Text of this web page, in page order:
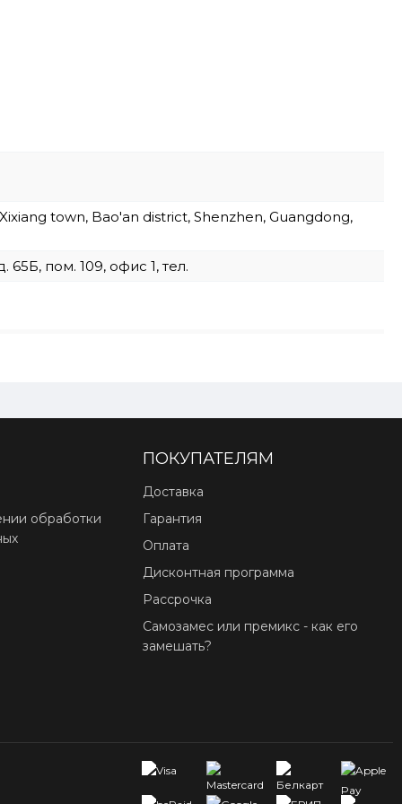
town, Bao'an district, Shenzhen, Guangdong,
пом. 109, офис 1, тел.
обработки
ПОКУПАТЕЛЯМ
Доставка
Гарантия
Оплата
Дисконтная программа
Рассрочка
Самозамес или премикс - как его
замешать?